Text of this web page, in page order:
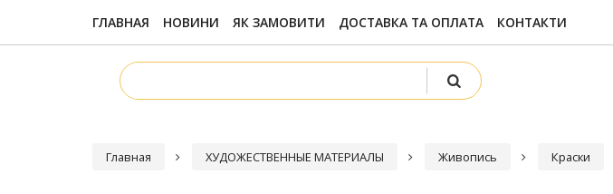
ГЛАВНАЯ НОВИНИ ЯК ЗАМОВИТИ ДОСТАВКА ТА ОПЛАТА КОНТАКТИ
Главная ХУДОЖЕСТВЕННЫЕ МАТЕРИАЛЫ Живопись Краски